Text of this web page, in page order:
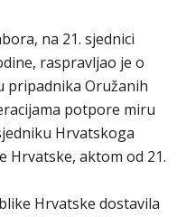
na 21. sjednici
raspravljao je o
pripadnika Oružanih
potpore miru
Hrvatskoga
Hrvatske, aktom od 21.
Hrvatske dostavila